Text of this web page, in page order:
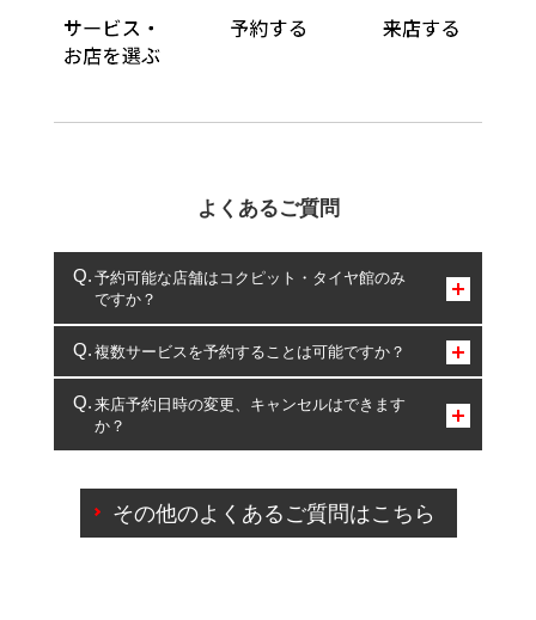
よくあるご質問
予約可能な店舗はコクピット・タイヤ館のみ
ですか？
コクピット・タイヤ館のみとなります。
複数サービスを予約することは可能ですか？
複数サービスのご予約は可能です。
一部の商品・サービスの組み合わせに限り、同時にご予約が
出来ないものもございます。
来店予約日時の変更、キャンセルはできます
か？
ご来店予約日の3営業日前を過ぎている場合のご予約
の日時変更につきましては、直接ご予約の店舗まで
その他のよくあるご質問はこちら